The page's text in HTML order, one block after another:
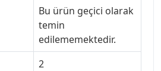
Bu ürün geçici olarak
temin
edilememektedir.
2